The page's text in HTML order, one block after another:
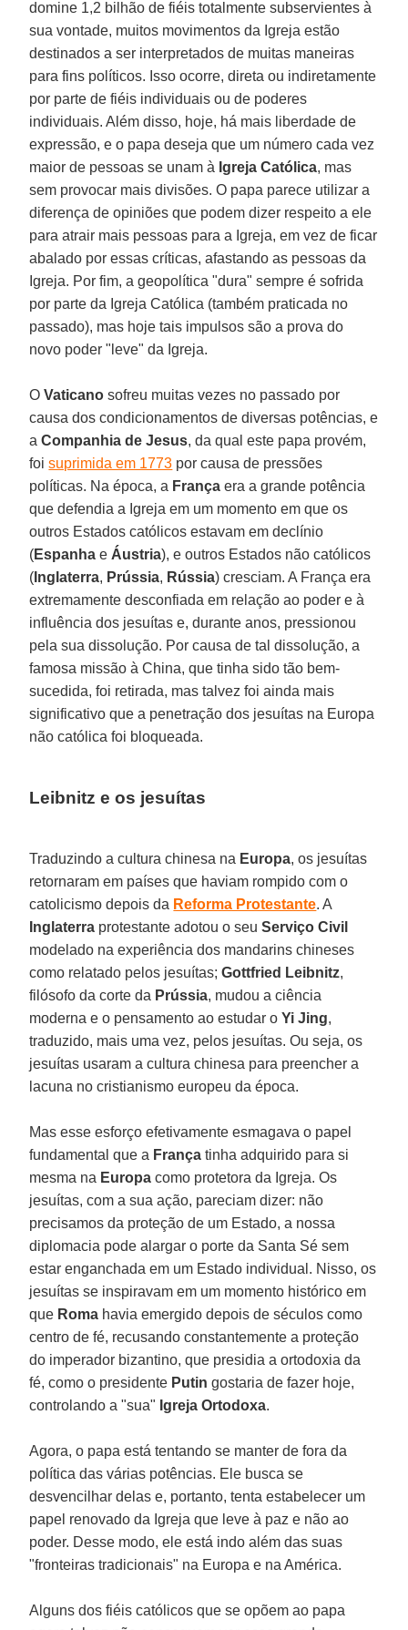
domine 1,2 bilhão de fiéis totalmente subservientes à
sua vontade, muitos movimentos da Igreja estão
destinados a ser interpretados de muitas maneiras
para fins políticos. Isso ocorre, direta ou indiretamente
por parte de fiéis individuais ou de poderes
individuais. Além disso, hoje, há mais liberdade de
expressão, e o papa deseja que um número cada vez
maior de pessoas se unam à Igreja Católica, mas
sem provocar mais divisões. O papa parece utilizar a
diferença de opiniões que podem dizer respeito a ele
para atrair mais pessoas para a Igreja, em vez de ficar
abalado por essas críticas, afastando as pessoas da
Igreja. Por fim, a geopolítica "dura" sempre é sofrida
por parte da Igreja Católica (também praticada no
passado), mas hoje tais impulsos são a prova do
novo poder "leve" da Igreja.
OVaticano sofreu muitas vezes no passado por
causa dos condicionamentos de diversas potências, e
aCompanhia de Jesus, da qual este papa provém,
foisuprimida em 1773 por causa de pressões
políticas. Na época, a França era a grande potência
que defendia a Igreja em um momento em que os
outros Estados católicos estavam em declínio
(Espanha e Áustria), e outros Estados não católicos
( Inglaterra, Prússia, Rússia) cresciam. A França era
extremamente desconfiada em relação ao poder e à
influência dos jesuítas e, durante anos, pressionou
pela sua dissolução. Por causa de tal dissolução, a
famosa missão à China, que tinha sido tão bem-
sucedida, foi retirada, mas talvez foi ainda mais
significativo que a penetração dos jesuítas na Europa
não católica foi bloqueada.
Leibnitz e os jesuítas
Traduzindo a cultura chinesa na Europa, os jesuítas
retornaram em países que haviam rompido com o
catolicismo depois da Reforma Protestante. A
Inglaterra protestante adotou o seuServiço Civil
modelado na experiência dos mandarins chineses
como relatado pelos jesuítas;Gottfried Leibnitz,
filósofo da corte da Prússia, mudou a ciência
moderna e o pensamento ao estudar oYi Jing,
traduzido, mais uma vez, pelos jesuítas. Ou seja, os
jesuítas usaram a cultura chinesa para preencher a
lacuna no cristianismo europeu da época.
Mas esse esforço efetivamente esmagava o papel
fundamental que a França tinha adquirido para si
mesma na Europa como protetora da Igreja. Os
jesuítas, com a sua ação, pareciam dizer: não
precisamos da proteção de um Estado, a nossa
diplomacia pode alargar o porte da Santa Sé sem
estar enganchada em um Estado individual. Nisso, os
jesuítas se inspiravam em um momento histórico em
que Roma havia emergido depois de séculos como
centro de fé, recusando constantemente a proteção
do imperador bizantino, que presidia a ortodoxia da
fé, como o presidente Putin gostaria de fazer hoje,
controlando a "sua" Igreja Ortodoxa.
Agora, o papa está tentando se manter de fora da
política das várias potências. Ele busca se
desvencilhar delas e, portanto, tenta estabelecer um
papel renovado da Igreja que leve à paz e não ao
poder. Desse modo, ele está indo além das suas
"fronteiras tradicionais" na Europa e na América.
Alguns dos fiéis católicos que se opõem ao papa